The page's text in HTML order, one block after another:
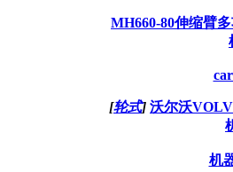
MH660-80伸缩臂
[轮式] 沃尔沃
机